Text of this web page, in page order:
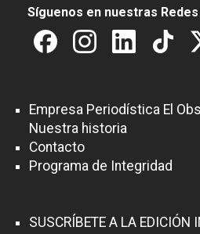
Síguenos en nuestras
Empresa Periodística El
Nuestra historia
Contacto
Programa de Integridad
SUSCRÍBETE A LA EDICIÓN